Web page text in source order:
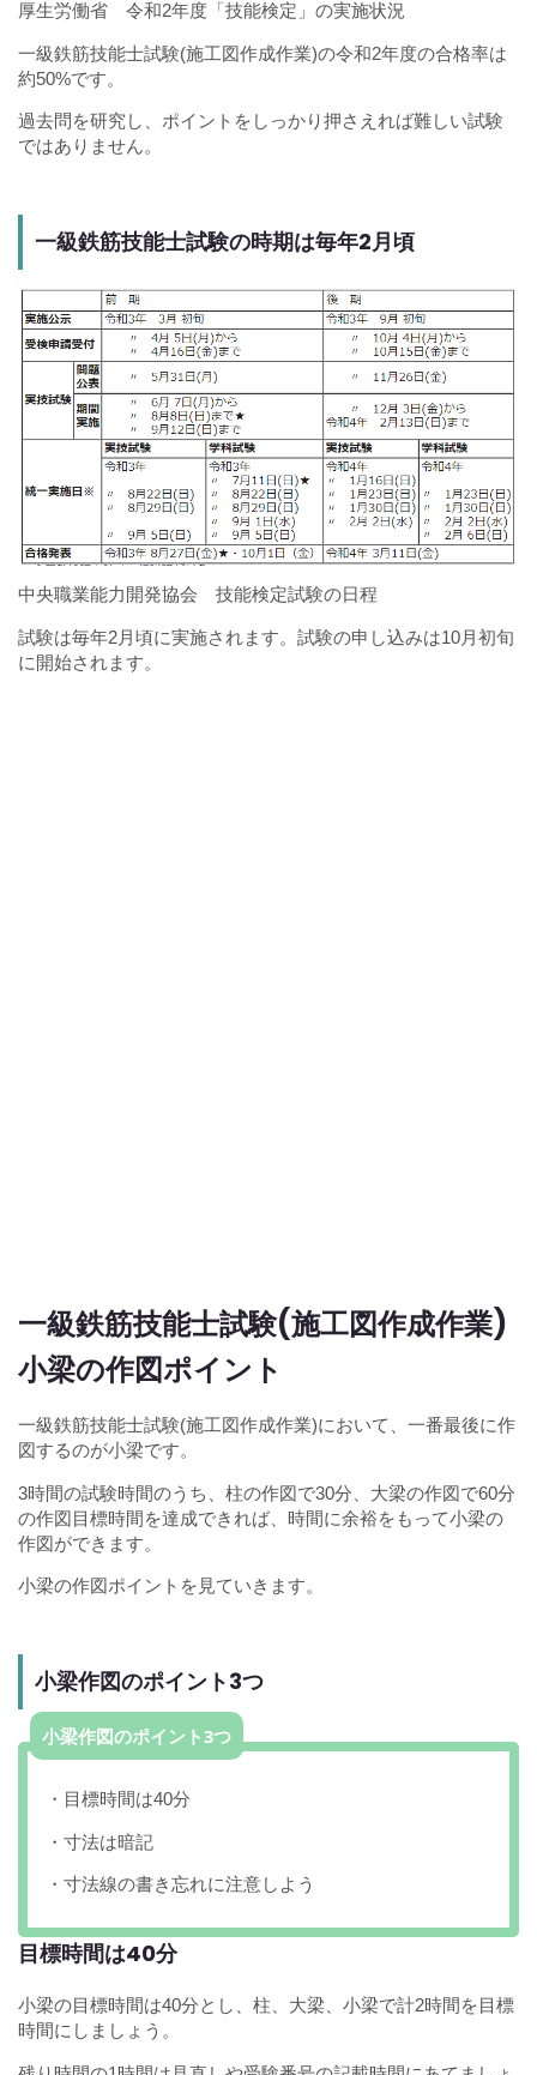
厚生労働省 令和2年度「技能検定」の実施状況
一級鉄筋技能士試験(施工図作成作業)の令和2年度の合格率は
約50%です。
過去問を研究し、ポイントをしっかり押さえれば難しい試験
ではありません。
一級鉄筋技能士試験の時期は毎年2月頃
中央職業能力開発協会 技能検定試験の日程
試験は毎年2月頃に実施されます。試験の申し込みは10月初旬
に開始されます。
一級鉄筋技能士試験(施工図作成作業)
小梁の作図ポイント
一級鉄筋技能士試験(施工図作成作業)において、一番最後に作
図するのが小梁です。
3時間の試験時間のうち、柱の作図で30分、大梁の作図で60分
の作図目標時間を達成できれば、時間に余裕をもって小梁の
作図ができます。
小梁の作図ポイントを見ていきます。
小梁作図のポイント3つ
小梁作図のポイント3つ
・目標時間は40分
・寸法は暗記
・寸法線の書き忘れに注意しよう
目標時間は40分
小梁の目標時間は40分とし、柱、大梁、小梁で計2時間を目標
時間にしましょう。